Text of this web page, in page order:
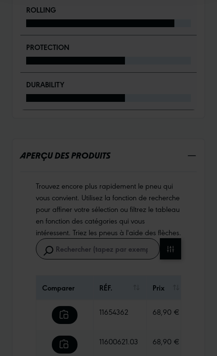
ROLLING
PROTECTION
DURABILITY
APERÇU DES PRODUITS
Trouvez encore plus rapidement le pneu qui
vous convient. Utilisez la fonction de recherche
pour affiner votre sélection ou filtrez le tableau
en fonction des catégories qui vous
intéressent. Triez les pneus à l'aide des flèches.
Comparer RÉF. Prix
11654362 68,90 €
11600621.03 68,90 €